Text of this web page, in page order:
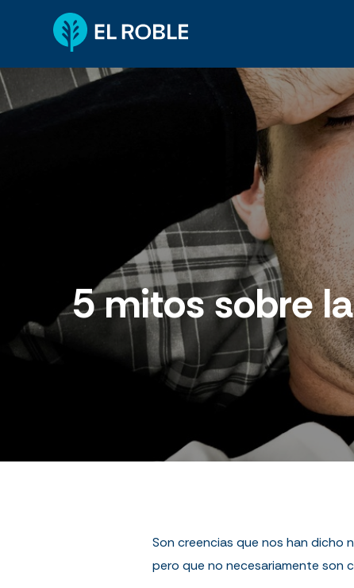
5 mitos sobre
Son creencias que nos han dicho
pero que no necesariamente son